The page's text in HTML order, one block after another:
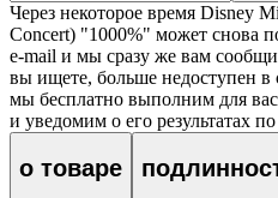
Через некоторое время Disney
Concert) "1000%" может снова
e‑mail и мы сразу же вам
вы ищете, больше недоступен в
мы бесплатно выполним для
и уведомим о его результатах
о товаре